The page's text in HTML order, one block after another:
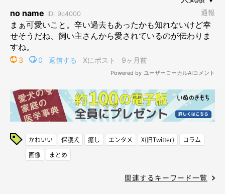
かわいい 保護犬 癒し エンタメ X(旧Twitter)
コラム
画像
まとめ
関連するキーワード一覧